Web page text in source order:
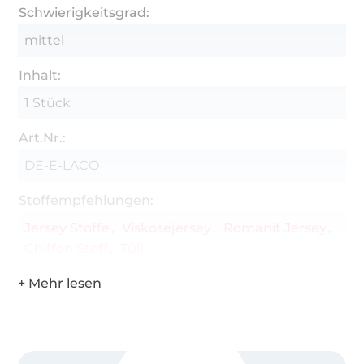
Schwierigkeitsgrad:
mittel
Inhalt:
1 Stück
Art.Nr.:
DE-E-LACO
Stoffempfehlungen: